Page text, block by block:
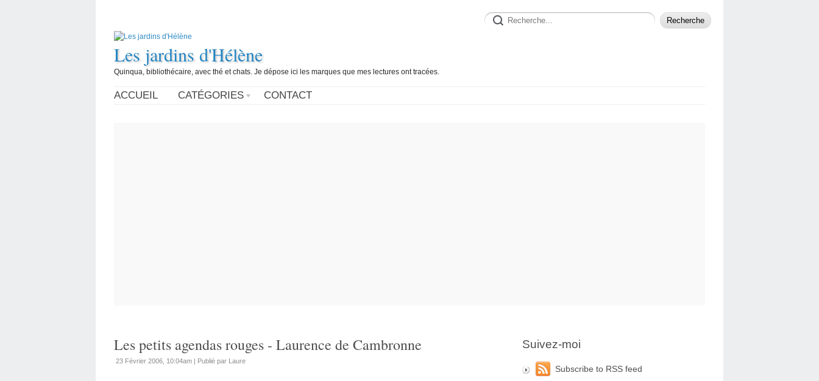
Les jardins d'Hélène
Quinqua, bibliothécaire, avec thé et chats. Je dépose ici les marques que mes lectures ont tracées.
ACCUEIL CATÉGORIES CONTACT
Les petits agendas rouges - Laurence de Cambronne
23 Février 2006, 10:04am | Publié par Laure
Suivez-moi
Subscribe to RSS feed